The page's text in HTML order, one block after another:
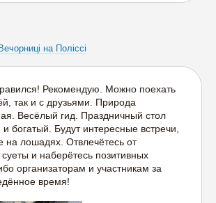
Вечорниці на Поліссі
Рекомендую. Можно поехать
так и с друзьями. Природа
Весёлый гид. Праздничный стол
богатый. Будут интересные встречи,
на лошадях. Отвлечётесь от
и наберётесь позитивных
организаторам и участникам за
время!